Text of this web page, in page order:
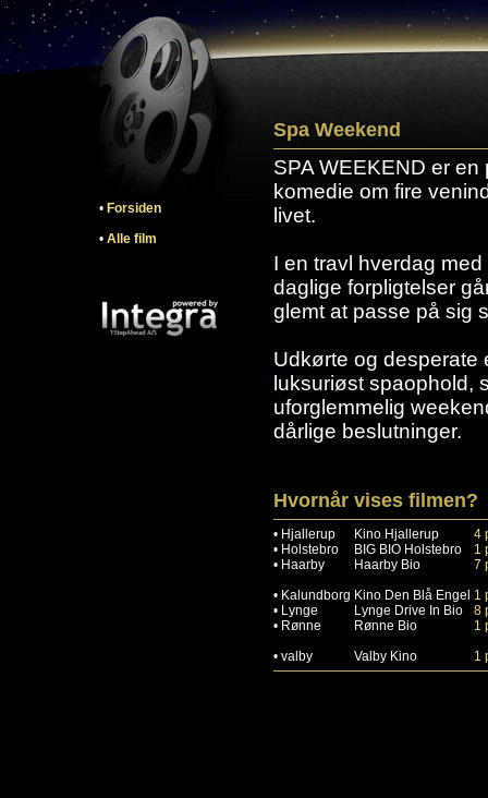
• Forsiden
• Alle film
Spa Weekend
SPA WEEKEND er
komedie om fire
livet.
I en travl hverdag
daglige forpligtelser
glemt at passe på sig
Udkørte og desperate
luksuriøst spaophold,
uforglemmelig
dårlige beslutninger.
Hvornår vises filmen?
• Hjallerup Kino Hjallerup
4
• Holstebro BIG BIO Holstebro
1
• Haarby Haarby Bio
7
• Kalundborg Kino Den Blå Engel 1
• Lynge Lynge Drive In Bio
8
• Rønne Rønne Bio
1
• valby Valby Kino 1